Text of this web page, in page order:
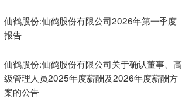
仙鹤股份:仙鹤股份有限公司2026年第一季度
报告
仙鹤股份:仙鹤股份有限公司关于确认董事、高
级管理人员2025年度薪酬及2026年度薪酬方
案的公告